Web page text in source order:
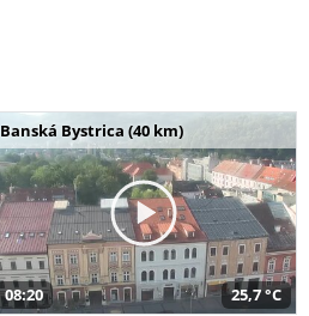
Banská Bystrica (40 km)
08:20 25,7 °C